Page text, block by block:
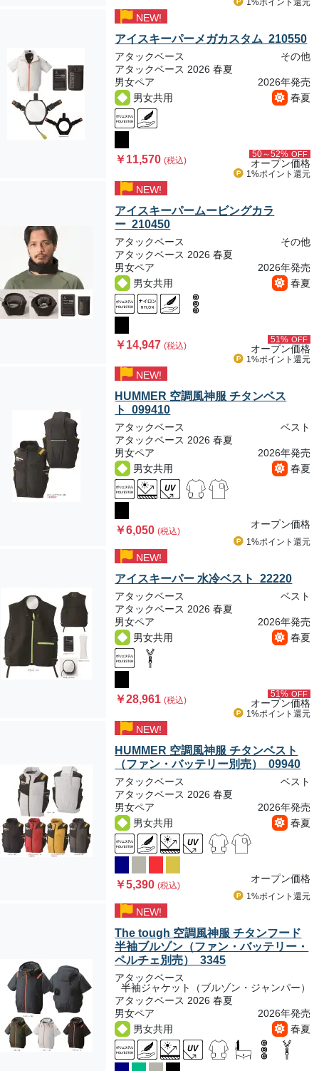
1%ポイント 還元
NEW!
アイスキーパーメガカスタム 210550
アタックベース
その他
アタックベース 2026 春夏
男女ペア
2026年発売
男女共用
春夏
￥11,570(税込)
50～52% OFF
オープン価格
1%ポイント 還元
NEW!
アイスキーパームービングカラ
ー 210450
アタックベース
その他
アタックベース 2026 春夏
男女ペア
2026年発売
男女共用
春夏
￥14,947(税込)
51% OFF
オープン価格
1%ポイント 還元
NEW!
HUMMER 空調風神服 チタンベス
ト 099410
アタックベース
ベスト
アタックベース 2026 春夏
男女ペア
2026年発売
男女共用
春夏
￥6,050(税込)
オープン価格
1%ポイント 還元
NEW!
アイスキーパー 水冷ベスト 22220
アタックベース
ベスト
アタックベース 2026 春夏
男女ペア
2026年発売
男女共用
春夏
￥28,961(税込)
51% OFF
オープン価格
1%ポイント 還元
NEW!
HUMMER 空調風神服 チタンベスト
（ファン・バッテリー別売） 09940
アタックベース
ベスト
アタックベース 2026 春夏
男女ペア
2026年発売
男女共用
春夏
￥5,390(税込)
オープン価格
1%ポイント 還元
NEW!
The tough 空調風神服 チタンフード
半袖ブルゾン（ファン・バッテリー・
ペルチェ別売） 3345
アタックベース
半袖ジャケット（ブルゾン・ジャンパー）
アタックベース 2026 春夏
男女ペア
2026年発売
男女共用
春夏